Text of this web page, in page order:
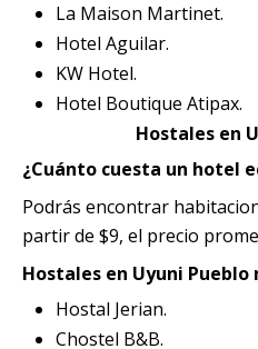
La Maison Martinet.
Hotel Aguilar.
KW Hotel.
Hotel Boutique Atipax.
Hostales en
¿Cuánto cuesta un hotel
Podrás encontrar
partir de $9, el precio
Hostales en Uyuni Pueblo
Hostal Jerian.
Chostel B&B.